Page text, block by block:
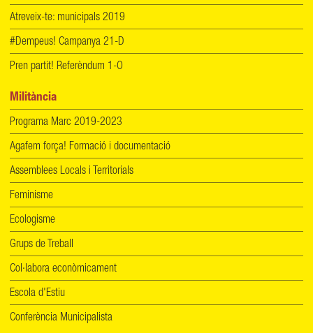
Atreveix-te: municipals 2019
#Dempeus! Campanya 21-D
Pren partit! Referèndum 1-O
Militància
Programa Marc 2019-2023
Agafem força! Formació i documentació
Assemblees Locals i Territorials
Feminisme
Ecologisme
Grups de Treball
Col·labora econòmicament
Escola d'Estiu
Conferència Municipalista